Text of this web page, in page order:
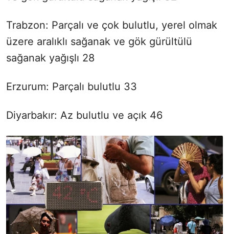
Trabzon: Parçalı ve çok bulutlu, yerel olmak
üzere aralıklı sağanak ve gök gürültülü
sağanak yağışlı 28
Erzurum: Parçalı bulutlu 33
Diyarbakır: Az bulutlu ve açık 46